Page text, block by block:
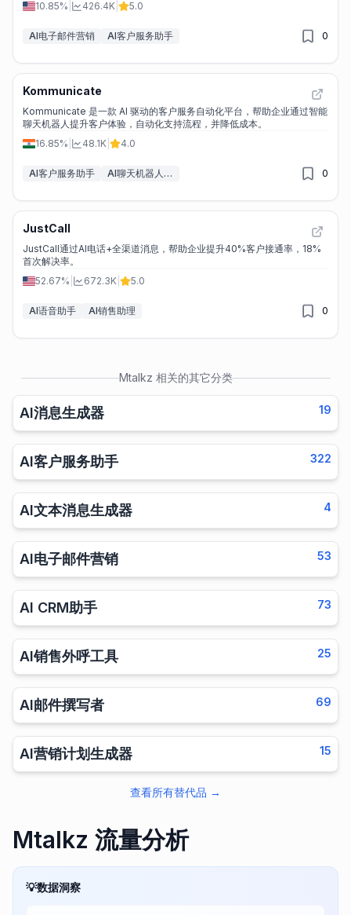
10.85% 426.4K 5.0
AI电子邮件营销 AI客户服务助手 0
Kommunicate
Kommunicate 是一款 AI 驱动的客户服务自动化平台，帮助企业通过智能
聊天机器人提升客户体验，自动化支持流程，并降低成本。
16.85%
48.1K 4.0
AI客户服务助手 AI聊天机器人构建工具 0
JustCall
JustCall通过AI电话+全渠道消息，帮助企业提升40%客户接通率，18%
首次解决率。
52.67%
672.3K 5.0
AI语音助手 AI销售助理 0
Mtalkz 相关的其它分类
AI消息生成器 19
AI客户服务助手 322
AI文本消息生成器 4
AI电子邮件营销 53
AI CRM助手 73
AI销售外呼工具 25
AI邮件撰写者 69
AI营销计划生成器 15
查看所有替代品 →
Mtalkz 流量分析
💡数据洞察